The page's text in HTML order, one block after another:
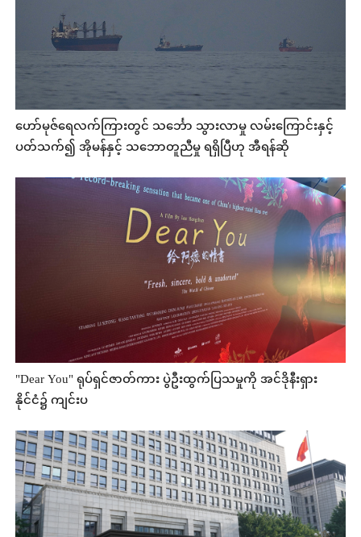
ဟော်မုဇ်ရေလက်ကြားတွင် သင်္ဘော သွားလာမှု လမ်းကြောင်းနှင့်
ပတ်သက်၍ အိုမန်နှင့် သဘောတူညီမှု ရရှိပြီဟု အီရန်ဆို
"Dear You" ရုပ်ရှင်ဇာတ်ကား ပွဲဦးထွက်ပြသမှုကို အင်ဒိုနီးရှား
နိုင်ငံ၌ ကျင်းပ